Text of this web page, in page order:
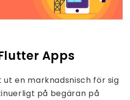
Apps
en marknadsnisch för sig
på begäran på